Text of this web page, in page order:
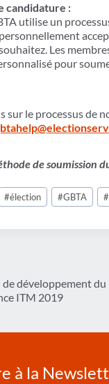
candidature :
utilise un
Les
pour
sur le processus de
de soumission
#élection #GBTA #
développement
ITM 2019
à la